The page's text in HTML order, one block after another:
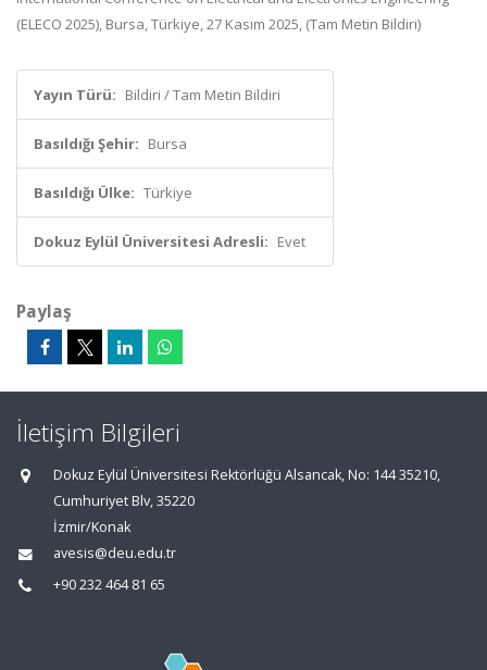
(ELECO 2025), Bursa, Türkiye, 27 Kasım 2025, (Tam Metin Bildiri)
Yayın Türü: Bildiri / Tam Metin Bildiri
Basıldığı Şehir: Bursa
Basıldığı Ülke: Türkiye
Dokuz Eylül Üniversitesi Adresli: Evet
Paylaş
İletişim Bilgileri
Dokuz Eylül Üniversitesi Rektörlüğü Alsancak, No: 144 35210,
Cumhuriyet Blv, 35220
İzmir/Konak
avesis@deu.edu.tr
+90 232 464 81 65